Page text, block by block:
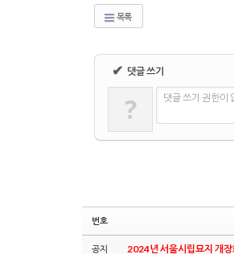
목록
✔ 댓글 쓰기
? 댓글 쓰기 권한이
번호
공지 2024년 서울시립묘지 개